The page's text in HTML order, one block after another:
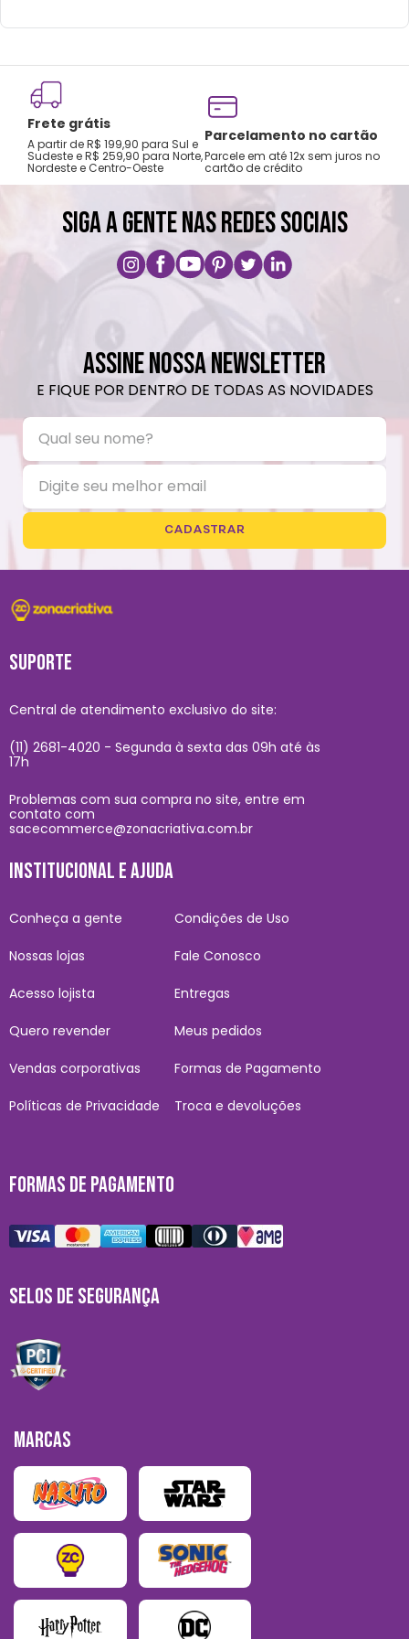
mochilas.
neutro.
Não recomendado colocar no freezer.
Não vai á lava-louças, nem ao micro-
ondas.
Não utilizar produtos químicos e abrasivos.
Frete grátis
A partir de R$ 199,90 para Sul e
Sudeste e R$ 259,90 para Norte,
Nordeste e Centro-Oeste
Parcelamento no cartão
Parcele em até 12x sem juros no
cartão de crédito
SIGA A GENTE NAS REDES SOCIAIS
ASSINE NOSSA NEWSLETTER
E FIQUE POR DENTRO DE TODAS AS NOVIDADES
CADASTRAR
SUPORTE
Central de atendimento exclusivo do site:
(11) 2681-4020 - Segunda à sexta das 09h até às
17h
Problemas com sua compra no site, entre em
contato com
sacecommerce@zonacriativa.com.br
INSTITUCIONAL E AJUDA
Conheça a gente
Nossas lojas
Acesso lojista
Quero revender
Vendas corporativas
Políticas de Privacidade
Condições de Uso
Fale Conosco
Entregas
Meus pedidos
Formas de Pagamento
Troca e devoluções
FORMAS DE PAGAMENTO
SELOS DE SEGURANÇA
MARCAS